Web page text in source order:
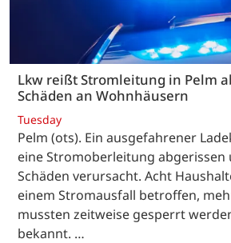
Lkw reißt Stromleitung in Pelm
Schäden an Wohnhäusern
Tuesday
Pelm (ots). Ein ausgefahrener
eine Stromoberleitung abgerissen
Schäden verursacht. Acht
einem Stromausfall betroffen,
mussten zeitweise gesperrt
bekannt. …